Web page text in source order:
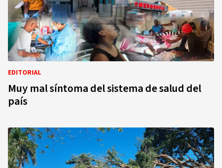
EDITORIAL
Muy mal síntoma del sistema de salud del
país